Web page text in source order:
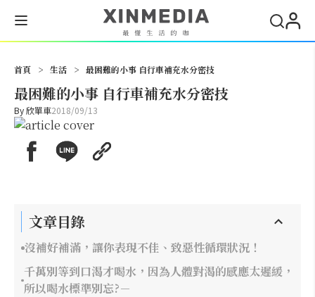
首頁 > 生活 > 最困難的小事 自行車補充水分密技
最困難的小事 自行車補充水分密技
By欣單車2018/09/13
文章目錄
沒補好補滿，讓你表現不佳、致惡性循環狀況！
千萬別等到口渴才喝水，因為人體對渴的感應太遲緩，
所以喝水標準別忘?－